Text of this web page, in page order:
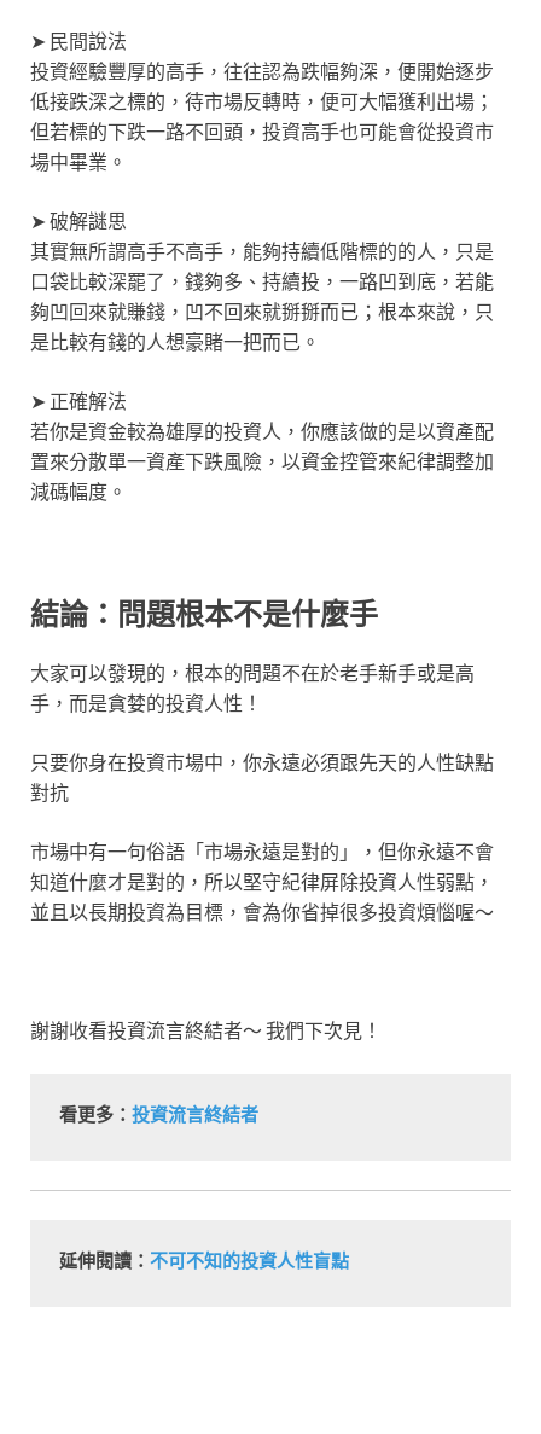
➤ 民間說法
投資經驗豐厚的高手，往往認為跌幅夠深，便開始逐步
低接跌深之標的，待市場反轉時，便可大幅獲利出場；
但若標的下跌一路不回頭，投資高手也可能會從投資市
場中畢業。
➤ 破解謎思
其實無所謂高手不高手，能夠持續低階標的的人，只是
口袋比較深罷了，錢夠多、持續投，一路凹到底，若能
夠凹回來就賺錢，凹不回來就掰掰而已；根本來說，只
是比較有錢的人想豪賭一把而已。
➤ 正確解法
若你是資金較為雄厚的投資人，你應該做的是以資產配
置來分散單一資產下跌風險，以資金控管來紀律調整加
減碼幅度。
結論：問題根本不是什麼手
大家可以發現的，根本的問題不在於老手新手或是高
手，而是貪婪的投資人性！
只要你身在投資市場中，你永遠必須跟先天的人性缺點
對抗
市場中有一句俗語「市場永遠是對的」，但你永遠不會
知道什麼才是對的，所以堅守紀律屏除投資人性弱點，
並且以長期投資為目標，會為你省掉很多投資煩惱喔～
謝謝收看投資流言終結者～ 我們下次見！
看更多： 投資流言終結者
延伸閱讀： 不可不知的投資人性盲點